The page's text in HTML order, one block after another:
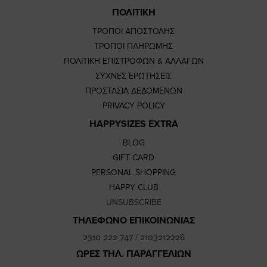
ΠΟΛΙΤΙΚΗ
ΤΡΟΠΟΙ ΑΠΟΣΤΟΛΗΣ
ΤΡΟΠΟΙ ΠΛΗΡΩΜΗΣ
ΠΟΛΙΤΙΚΗ ΕΠΙΣΤΡΟΦΩΝ & ΑΛΛΑΓΩΝ
ΣΥΧΝΕΣ ΕΡΩΤΗΣΕΙΣ
ΠΡΟΣΤΑΣΙΑ ΔΕΔΟΜΕΝΩΝ
PRIVACY POLICY
HAPPYSIZES EXTRA
BLOG
GIFT CARD
PERSONAL SHOPPING
HAPPY CLUB
UNSUBSCRIBE
ΤΗΛΕΦΩΝΟ ΕΠΙΚΟΙΝΩΝΙΑΣ
2310 222 747/ 2103212226
ΩΡΕΣ ΤΗΛ. ΠΑΡΑΓΓΕΛΙΩΝ